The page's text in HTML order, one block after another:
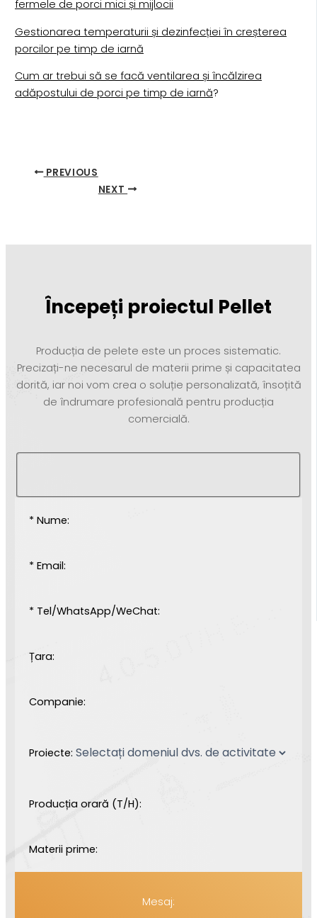
fermele de porci mici și mijlocii
Gestionarea temperaturii și dezinfecției în creșterea
porcilor pe timp de iarnă
Cum ar trebui să se facă ventilarea și încălzirea
adăpostului de porci pe timp de iarnă?
PREVIOUS
NEXT
Începeți proiectul Pellet
Producția de pelete este un proces sistematic.
Precizați-ne necesarul de materii prime și capacitatea
dorită, iar noi vom crea o soluție personalizată, însoțită
de îndrumare profesională pentru producția
comercială.
* Nume:
* Email:
* Tel/WhatsApp/WeChat:
Țara:
Companie:
Proiecte:
Producția orară (T/H):
Materii prime:
Mesaj: